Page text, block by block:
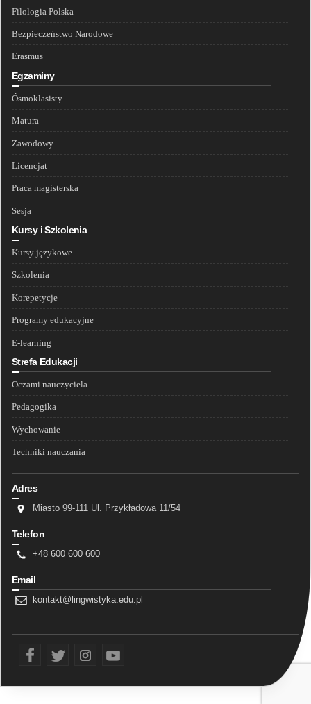
Filologia Polska
Bezpieczeństwo Narodowe
Erasmus
Egzaminy
Ósmoklasisty
Matura
Zawodowy
Licencjat
Praca magisterska
Sesja
Kursy i Szkolenia
Kursy językowe
Szkolenia
Korepetycje
Programy edukacyjne
E-learning
Strefa Edukacji
Oczami nauczyciela
Pedagogika
Wychowanie
Techniki nauczania
Adres
Miasto 99-111 Ul. Przykładowa 11/54
Telefon
+48 600 600 600
Email
kontakt@lingwistyka.edu.pl
tw ins yt